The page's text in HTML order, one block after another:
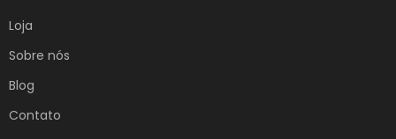
Loja
Sobre nós
Blog
Contato